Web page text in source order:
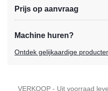
Prijs op aanvraag
Machine huren?
Ontdek gelijkaardige
VERKOOP - Uit voorraad